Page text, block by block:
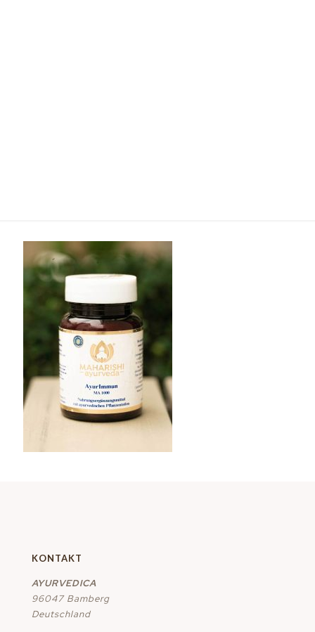
KONTAKT
AYURVEDICA
96047 Bamberg
Deutschland